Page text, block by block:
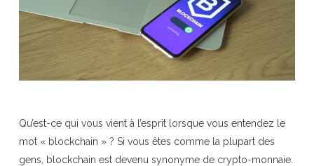
Qu’est-ce qui vous vient à l’esprit lorsque vous entendez le
mot « blockchain » ? Si vous êtes comme la plupart des
gens, blockchain est devenu synonyme de crypto-monnaie.